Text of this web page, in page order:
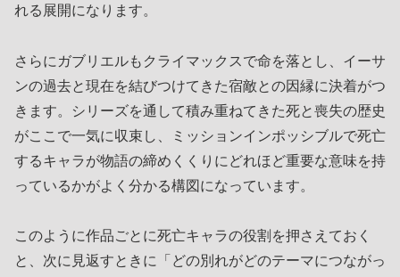
れる展開になります。
さらにガブリエルもクライマックスで命を落とし、イーサ
ンの過去と現在を結びつけてきた宿敵との因縁に決着がつ
きます。シリーズを通して積み重ねてきた死と喪失の歴史
がここで一気に収束し、ミッションインポッシブルで死亡
するキャラが物語の締めくくりにどれほど重要な意味を持
っているかがよく分かる構図になっています。
このように作品ごとに死亡キャラの役割を押さえておく
と、次に見返すときに「どの別れがどのテーマにつながっ